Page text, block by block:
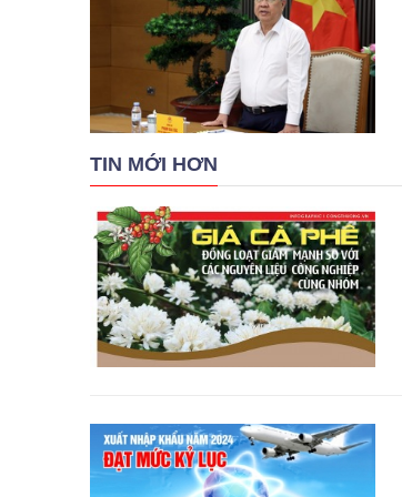
TIN MỚI HƠN